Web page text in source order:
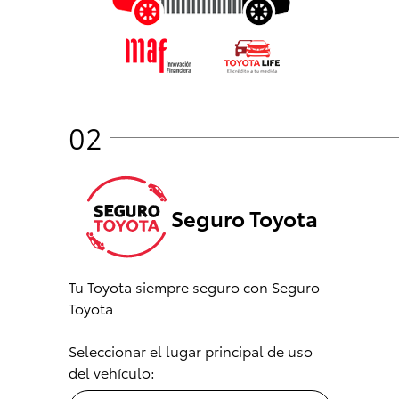
02
Seguro Toyota
Tu Toyota siempre seguro con Seguro
Toyota
Seleccionar el lugar principal de uso
del vehículo: